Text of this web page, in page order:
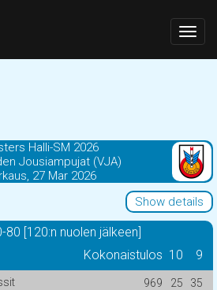
Halli-SM 2026
Jousiampujat (VJA)
27 Mar 2026
Show details
80 [120:n nuolen jälkeen]
Kokonaistulos 10 9
969 25
35